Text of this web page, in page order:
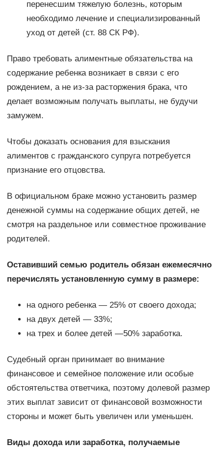
перенесшим тяжелую болезнь, которым
необходимо лечение и специализированный
уход от детей (ст. 88 СК РФ).
Право требовать алиментные обязательства на
содержание ребенка возникает в связи с его
рождением, а не из-за расторжения брака, что
делает возможным получать выплаты, не будучи
замужем.
Чтобы доказать основания для взыскания
алиментов с гражданского супруга потребуется
признание его отцовства.
В официальном браке можно установить размер
денежной суммы на содержание общих детей, не
смотря на раздельное или совместное проживание
родителей.
Оставивший семью родитель обязан ежемесячно
перечислять установленную сумму в размере:
на одного ребенка — 25% от своего дохода;
на двух детей — 33%;
на трех и более детей —50% заработка.
Судебный орган принимает во внимание
финансовое и семейное положение или особые
обстоятельства ответчика, поэтому долевой размер
этих выплат зависит от финансовой возможности
стороны и может быть увеличен или уменьшен.
Виды дохода или заработка, получаемые